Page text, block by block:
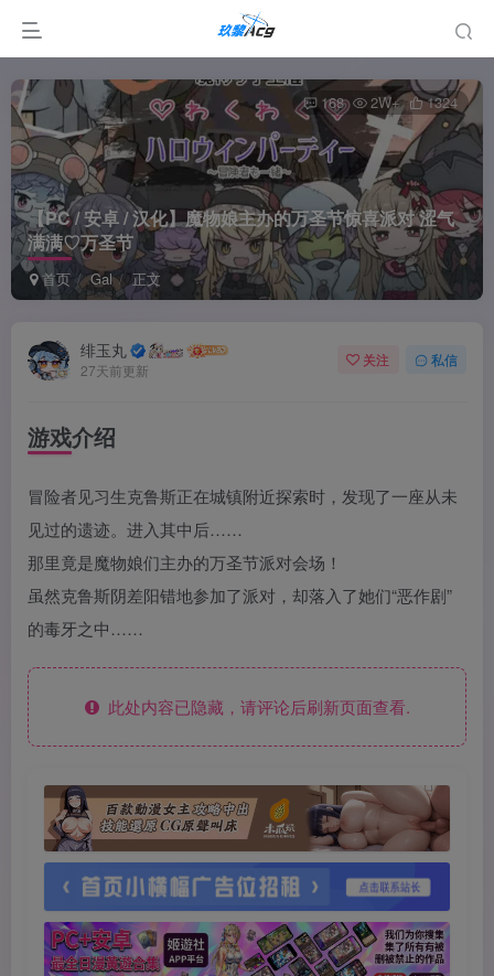
【PC / 安卓 / 汉化】魔物娘主办的万圣节惊喜派对 涩气
满满♡万圣节
首页 Gal 正文
168 2W+ 1324
绯玉丸
27天前更新
关注 私信
游戏介绍
冒险者见习生克鲁斯正在城镇附近探索时，发现了一座从未
见过的遗迹。进入其中后……
那里竟是魔物娘们主办的万圣节派对会场！
虽然克鲁斯阴差阳错地参加了派对，却落入了她们“恶作剧”
的毒牙之中……
此处内容已隐藏，请评论后刷新页面查看.